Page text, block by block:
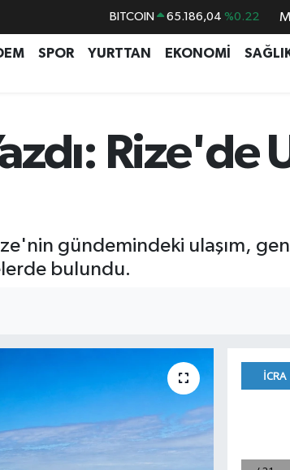
DOLAR 47,7370 %-0.01
EURO 55,2510 %0.32
BİST100 13.779 %-14
BITCOIN 65.186,04 %0.22
SPOR YURTTAN EKONOMİ
Rize'de
gündemindeki ulaşım,
bulundu.